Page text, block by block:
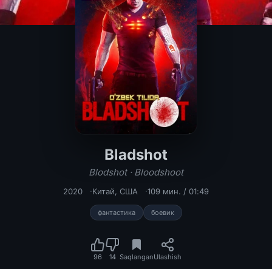
Bladshot
Bladshot / Blodshot / Bloodshoot
Blodshot · Bloodshoot
2020 Китай, США 109 мин. / 01:49
фантастика боевик
96 14 SaqlanganUlashish